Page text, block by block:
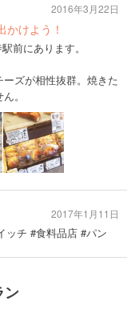
けよう！
前にあります。
ズが相性抜群。焼きた
。
2016年3月22日
ッチ #食料品店 #パン
2017年1月11日
ン